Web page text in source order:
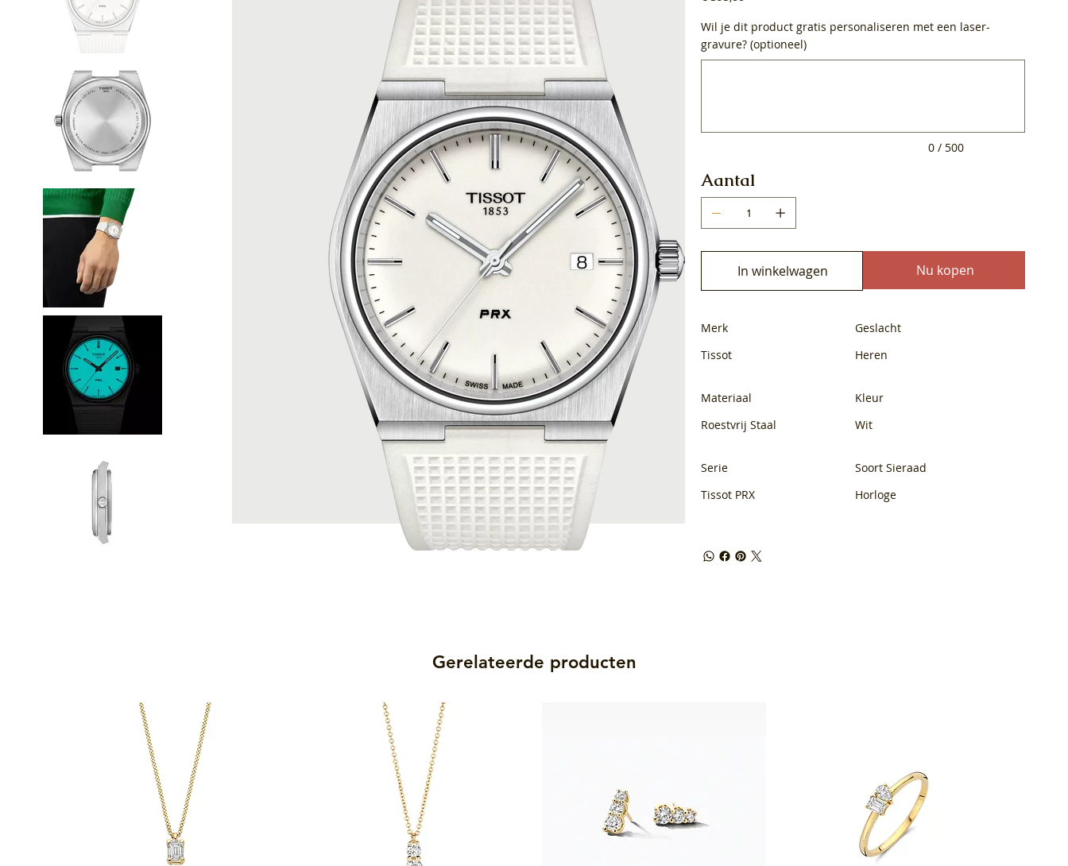
Wil je dit product gratis personaliseren met een laser-
gravure? (optioneel)
0 / 500
Aantal
In winkelwagen Nu kopen
Merk
Tissot
Geslacht
Heren
Materiaal
Roestvrij Staal
Kleur
Wit
Serie
Tissot PRX
Soort Sieraad
Horloge
Gerelateerde producten